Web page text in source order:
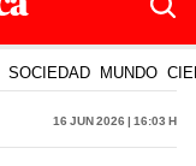
SOCIEDAD MUNDO
16 Jun 2026 | 16:03 h